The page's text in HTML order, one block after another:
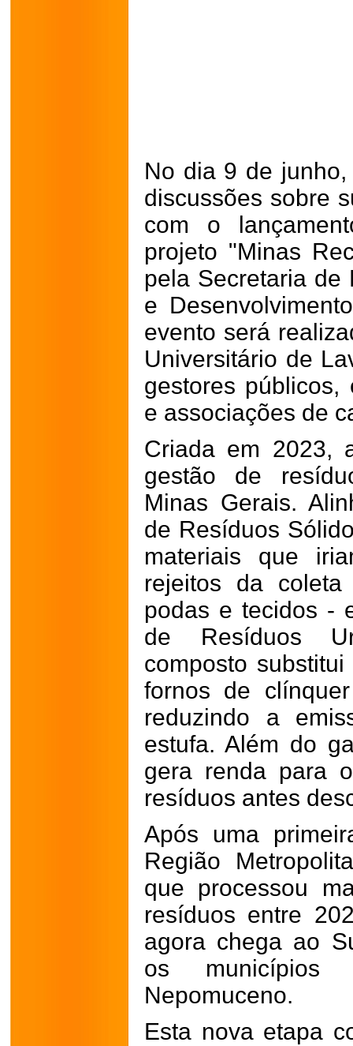
No dia 9 de
discussões sobre
com o
projeto "Minas
pela Secretaria de
e
evento será
Universitário de
gestores públicos,
e associações de
Criada em 2023,
gestão de
Minas Gerais.
de Resíduos
materiais que
rejeitos da coleta
podas e tecidos -
de Resíduos
composto
fornos de
reduzindo a
estufa. Além do
gera renda para
resíduos antes
Após uma
Região
que processou
resíduos entre
agora chega ao
os
Nepomuceno.
Esta nova etapa